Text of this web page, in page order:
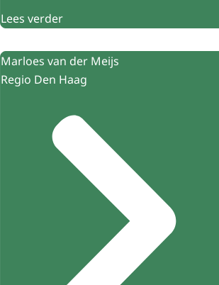
Lees verder
Marloes van der Meijs
Regio Den Haag